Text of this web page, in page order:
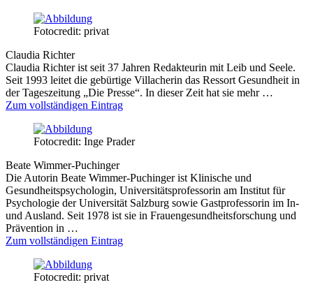
Fotocredit: privat
Claudia Richter
Claudia Richter ist seit 37 Jahren Redakteurin mit Leib und Seele.
Seit 1993 leitet die gebürtige Villacherin das Ressort Gesundheit in
der Tageszeitung „Die Presse“. In dieser Zeit hat sie mehr …
Zum vollständigen Eintrag
Fotocredit: Inge Prader
Beate Wimmer-Puchinger
Die Autorin Beate Wimmer-Puchinger ist Klinische und
Gesundheitspsychologin, Universitätsprofessorin am Institut für
Psychologie der Universität Salzburg sowie Gastprofessorin im In-
und Ausland. Seit 1978 ist sie in Frauengesundheitsforschung und
Prävention in …
Zum vollständigen Eintrag
Fotocredit: privat